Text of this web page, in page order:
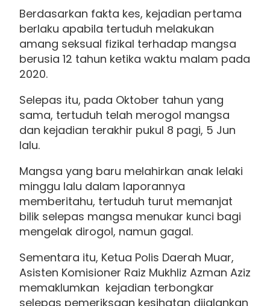
Berdasarkan fakta kes, kejadian pertama
berlaku apabila tertuduh melakukan
amang seksual fizikal terhadap mangsa
berusia 12 tahun ketika waktu malam pada
2020.
Selepas itu, pada Oktober tahun yang
sama, tertuduh telah merogol mangsa
dan kejadian terakhir pukul 8 pagi, 5 Jun
lalu.
Mangsa yang baru melahirkan anak lelaki
minggu lalu dalam laporannya
memberitahu, tertuduh turut memanjat
bilik selepas mangsa menukar kunci bagi
mengelak dirogol, namun gagal.
Sementara itu, Ketua Polis Daerah Muar,
Asisten Komisioner Raiz Mukhliz Azman Aziz
memaklumkan kejadian terbongkar
selepas pemeriksaan kesihatan dijalankan